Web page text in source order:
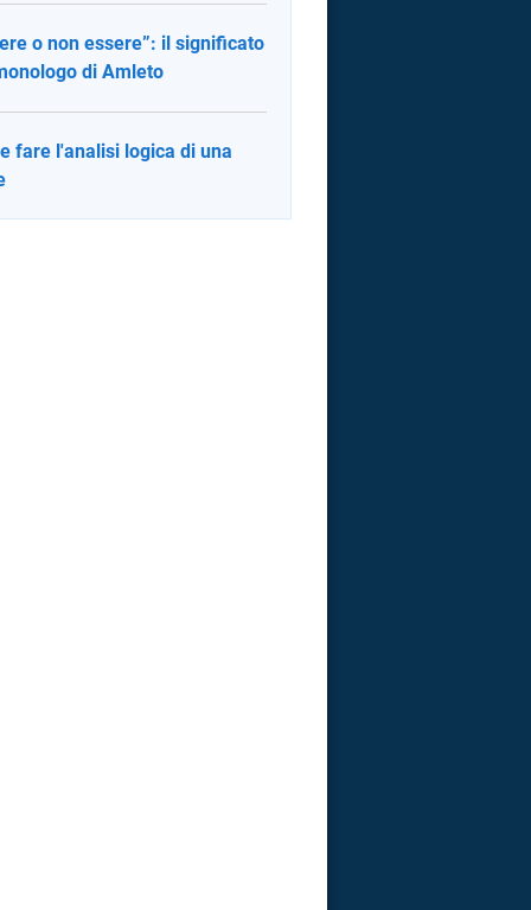
o non essere”: il significato
di Amleto
fare l'analisi logica di una